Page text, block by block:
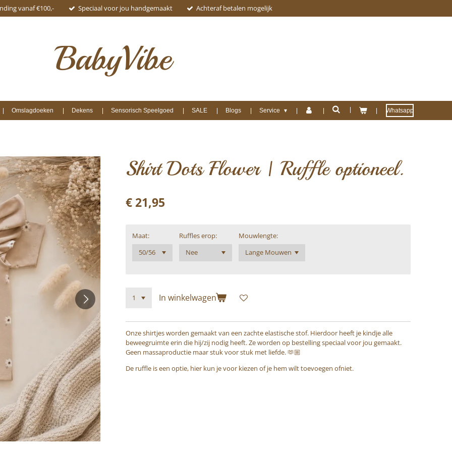
vanaf €100,- Speciaal voor jou handgemaakt Achteraf betalen mogelijk
BabyVibe
Omslagdoeken Dekens Sensorisch Speelgoed SALE Blogs Service Whatsapp
Shirt Dots Flower | Ruffle optioneel.
€ 21,95
Maat: Ruffles erop: Mouwlengte:
In winkelwagen
Onze shirtjes worden gemaakt van een zachte elastische stof. Hierdoor heeft je kindje alle
beweegruimte erin die hij/zij nodig heeft. Ze worden op bestelling speciaal voor jou gemaakt.
Geen massaproductie maar stuk voor stuk met liefde. 🫶🏼
De ruffle is een optie, hier kun je voor kiezen of je hem wilt toevoegen ofniet.